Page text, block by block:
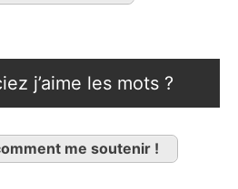
j’aime les mots ?
me soutenir !